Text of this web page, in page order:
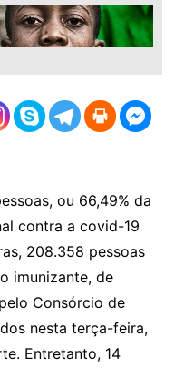
ou 66,49% da
contra a covid-19
208.358 pessoas
imunizante, de
Consórcio de
nesta terça-feira,
Entretanto, 14